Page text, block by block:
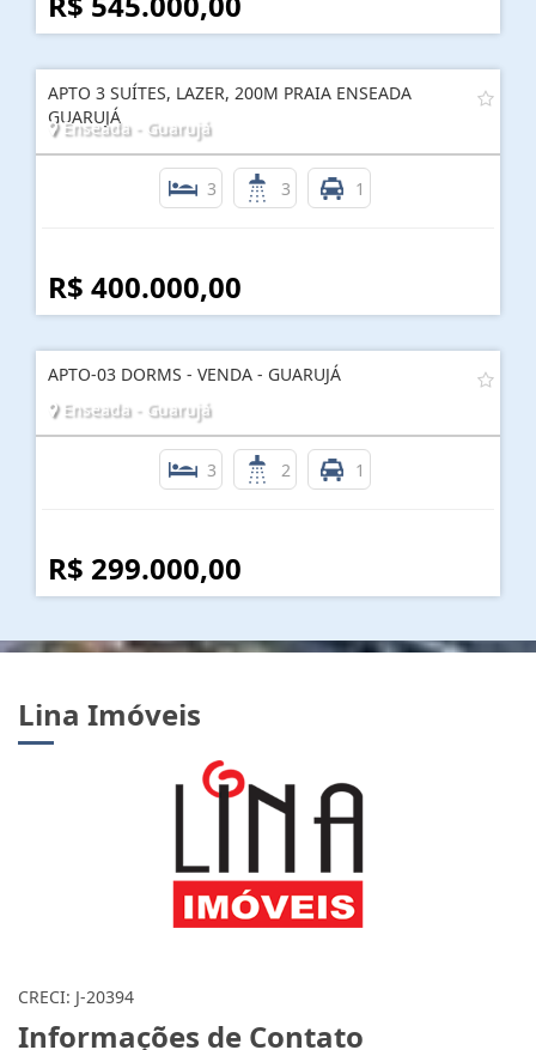
APTO 3 SUÍTES, LAZER, 200M PRAIA ENSEADA
GUARUJÁ
Enseada - Guarujá
3 3 1
R$ 400.000,00
APTO-03 DORMS - VENDA - GUARUJÁ
Enseada - Guarujá
3 2 1
R$ 299.000,00
Lina Imóveis
CRECI: J-20394
Informações de Contato